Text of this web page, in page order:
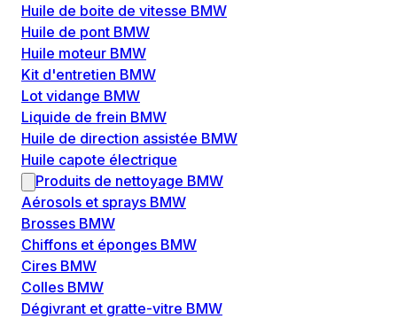
Huile de boite de vitesse BMW
Huile de pont BMW
Huile moteur BMW
Kit d'entretien BMW
Lot vidange BMW
Liquide de frein BMW
Huile de direction assistée BMW
Huile capote électrique
Produits de nettoyage BMW
Aérosols et sprays BMW
Brosses BMW
Chiffons et éponges BMW
Cires BMW
Colles BMW
Dégivrant et gratte-vitre BMW